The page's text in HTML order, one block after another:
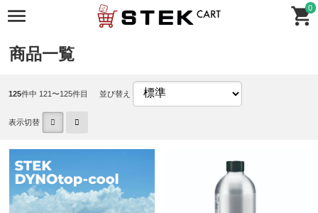
0
商品一覧
125件中 121〜125件目 並び替え
表示切替